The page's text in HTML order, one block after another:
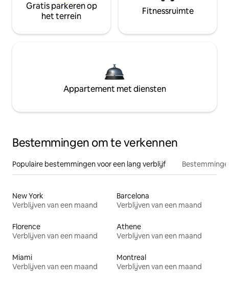
Gratis parkeren op
het terrein
Fitnessruimte
Appartement met diensten
Bestemmingen om te verkennen
Populaire bestemmingen voor een lang verblijf
New York
Verblijven van een maand
Barcelona
Verblijven van een maand
Florence
Verblijven van een maand
Athene
Verblijven van een maand
Miami
Verblijven van een maand
Montreal
Verblijven van een maand